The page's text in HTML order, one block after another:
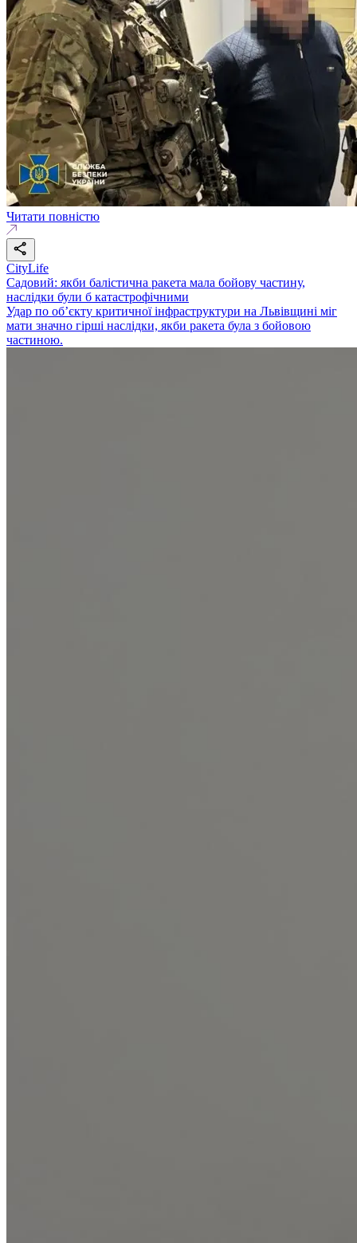
Читати повністю
CityLife
Садовий: якби балістична ракета мала бойову частину,
наслідки були б катастрофічними
Удар по об’єкту критичної інфраструктури на Львівщині міг
мати значно гірші наслідки, якби ракета була з бойовою
частиною.